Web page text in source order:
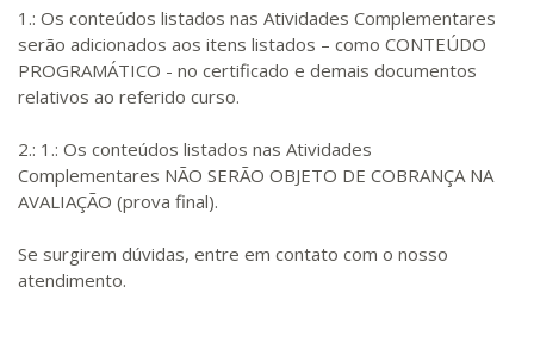
1.: Os conteúdos listados nas Atividades Complementares
serão adicionados aos itens listados – como CONTEÚDO
PROGRAMÁTICO - no certificado e demais documentos
relativos ao referido curso.
2.: 1.: Os conteúdos listados nas Atividades
Complementares NÃO SERÃO OBJETO DE COBRANÇA NA
AVALIAÇÃO (prova final).
Se surgirem dúvidas, entre em contato com o nosso
atendimento.